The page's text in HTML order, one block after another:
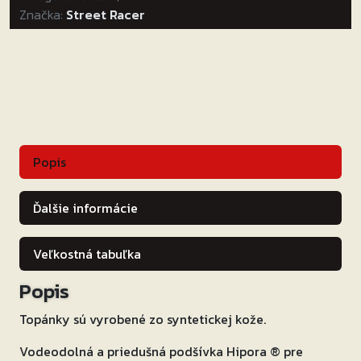
Storm
čierna
Značka: Street Racer
Popis
Ďalšie informácie
Veľkostná tabuľka
Popis
Topánky sú vyrobené zo syntetickej kože.
Vodeodolná a priedušná podšívka Hipora ® pre